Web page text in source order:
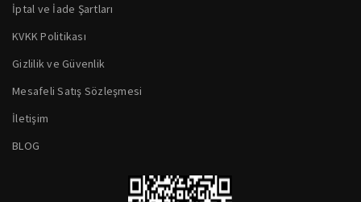
İptal ve İade Şartları
KVKK Politikası
Gizlilik ve Güvenlik
Mesafeli Satış Sözleşmesi
İletişim
BLOG